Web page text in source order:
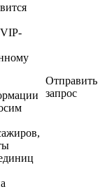
Отправить
запрос